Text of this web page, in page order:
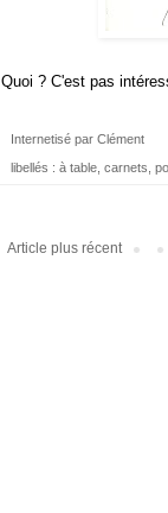
Quoi ? C'est pas
Internetisé par Clément
libellés : à table, carnets,
Article plus récent